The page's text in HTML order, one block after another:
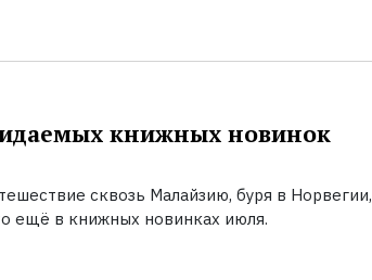
книжных новинок
сквозь Малайзию, буря в Норвегии,
ещё в книжных новинках июля.